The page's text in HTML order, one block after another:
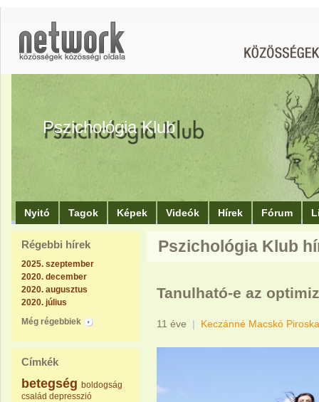
Pszichológia Klub
Nyitó Tagok Képek Videók Hírek Fórum
Régebbi hírek
2025. szeptember
2020. december
2020. augusztus
2020. július
Még régebbiek
Címkék
betegség boldogság
család depresszió
Pszichológia Klub
Tanulható-e az
11 éve | Keczánné Macskó Piroska